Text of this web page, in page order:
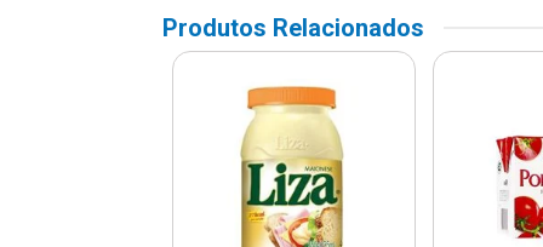
Produtos Relacionados